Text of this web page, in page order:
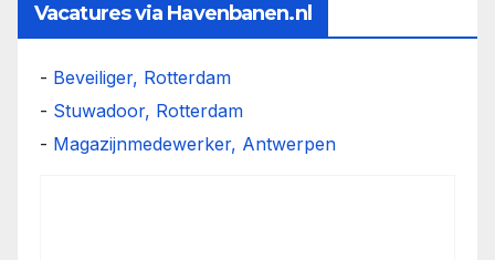
Vacatures via Havenbanen.nl
- Beveiliger, Rotterdam
- Stuwadoor, Rotterdam
- Magazijnmedewerker, Antwerpen